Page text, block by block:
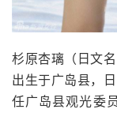
杉原杏璃（日文
出生于广岛县，
任广岛县观光委